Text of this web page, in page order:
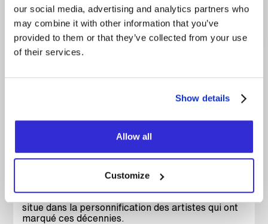
our social media, advertising and analytics partners who
may combine it with other information that you’ve
provided to them or that they’ve collected from your use
of their services.
Show details
Allow all
Customize
DECEMBER 12, 2026 17H30
Alter Ego est une revue musicale des années 70,
80, 90 et 00 où défilent, sous forme de medleys,
disco. L’énergie, la musique, la danse et les
l’honneur. Le point fort de cette production se
situe dans la personnification des artistes qui ont
marqué ces décennies.